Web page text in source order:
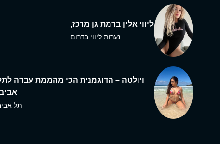
ליווי אלין ברמת גן מרכז,
נערות ליווי בדרום
ויולטה – הדוגמנית הכי מהממת עברה
תל